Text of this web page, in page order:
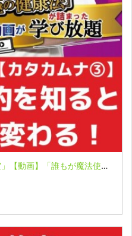
第７２回「ドクター丸山研究室」【動画】「誰もが魔法使い！」「言霊は時空間を動かす力！」